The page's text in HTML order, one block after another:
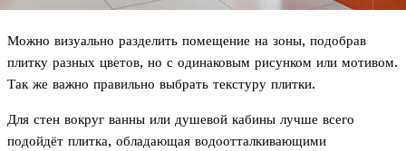
Можно визуально разделить помещение на зоны, подобрав
плитку разных цветов, но с одинаковым рисунком или мотивом.
Так же важно правильно выбрать текстуру плитки.
Для стен вокруг ванны или душевой кабины лучше всего
подойдёт плитка, обладающая водоотталкивающими